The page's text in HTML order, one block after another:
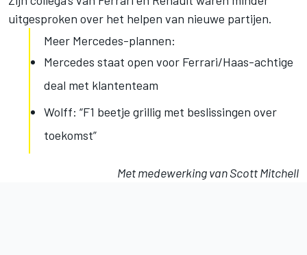
uitgesproken over het helpen van nieuwe partijen.
Meer Mercedes-plannen:
Mercedes staat open voor Ferrari/Haas-achtige
deal met klantenteam
Wolff: “F1 beetje grillig met beslissingen over
toekomst”
Met medewerking van Scott Mitchell